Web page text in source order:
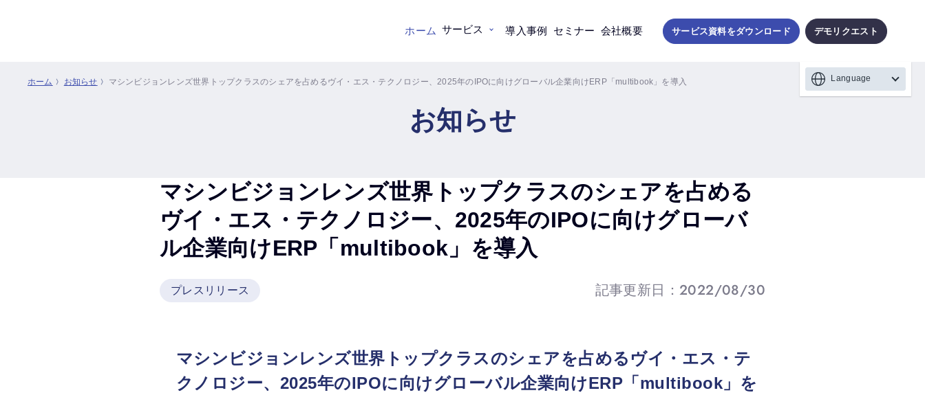
ホーム サービス 導入事例 セミナー 会社概要 サービス資料をダウンロード デモリクエスト
Language
ホーム お知らせ マシンビジョンレンズ世界トップクラスのシェアを占めるヴイ・エス・テクノロジー、2025年のIPOに向けグローバル企業向けERP「multibook」を導入
お知らせ
マシンビジョンレンズ世界トップクラスのシェアを占める
ヴイ・エス・テクノロジー、2025年のIPOに向けグローバ
ル企業向けERP「multibook」を導入
プレスリリース 記事更新日：2022/08/30
マシンビジョンレンズ世界トップクラスのシェアを占めるヴイ・エス・テ
クノロジー、2025年のIPOに向けグローバル企業向けERP「multibook」を